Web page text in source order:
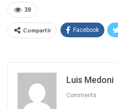
39
Compartir Facebook
Luis Medoni
Comments